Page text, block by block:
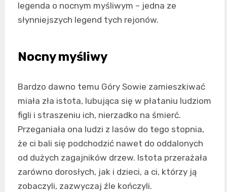
legenda o nocnym myśliwym – jedna ze
słynniejszych legend tych rejonów.
Nocny myśliwy
Bardzo dawno temu Góry Sowie zamieszkiwać
miała zła istota, lubująca się w płataniu ludziom
figli i straszeniu ich, nierzadko na śmierć.
Przeganiała ona ludzi z lasów do tego stopnia,
że ci bali się podchodzić nawet do oddalonych
od dużych zagajników drzew. Istota przerażała
zarówno dorosłych, jak i dzieci, a ci, którzy ją
zobaczyli, zazwyczaj źle kończyli.